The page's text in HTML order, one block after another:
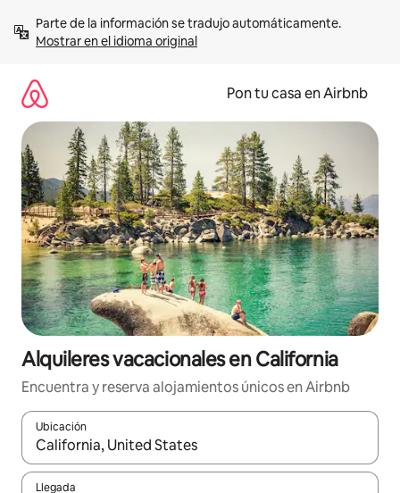
contenidoMostrar en el idioma original
Pon tu casa en Airbnb
Alquileres vacacionales en California
Encuentra y reserva alojamientos únicos en Airbnb
Ubicación
Cuando los resultados estén disponibles, navega con las
Llegada